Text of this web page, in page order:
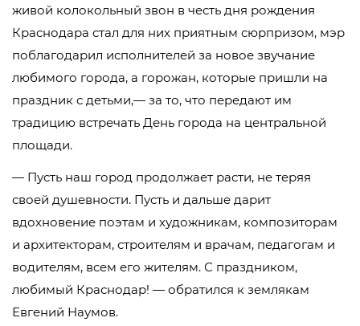
живой колокольный звон в честь дня рождения
Краснодара стал для них приятным сюрпризом, мэр
поблагодарил исполнителей за новое звучание
любимого города, а горожан, которые пришли на
праздник с детьми,— за то, что передают им
традицию встречать День города на центральной
площади.
— Пусть наш город продолжает расти, не теряя
своей душевности. Пусть и дальше дарит
вдохновение поэтам и художникам, композиторам
и архитекторам, строителям и врачам, педагогам и
водителям, всем его жителям. С праздником,
любимый Краснодар! — обратился к землякам
Евгений Наумов.